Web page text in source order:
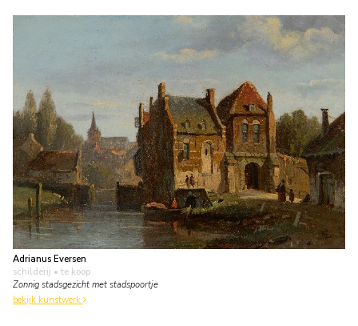
Adrianus Eversen
schilderij • te koop
Zonnig stadsgezicht met stadspoortje
bekijk kunstwerk